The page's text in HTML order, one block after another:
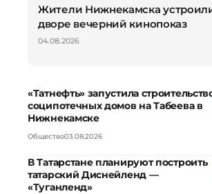
Жители Нижнекамска
дворе вечерний кинопоказ
04.08.2026
«Татнефть» запустила
соципотечных домов на Табеева в
Нижнекамске
Общество03.08.2026
В Татарстане планируют построить
татарский Диснейленд —
«Туганленд»